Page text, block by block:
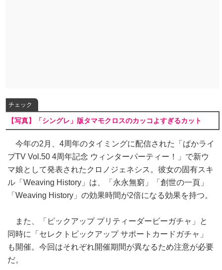
チェック
【写真】「シングレ」版タマモクロスのカッコよすぎるカット
今年の2月、4周年のタイミングに配信された「ぱかライ
ブTV Vol.50 4周年記念 ウィンターパーティー！」で新ウ
マ娘として発表されたクロノジェネシス。彼女の固有スキ
ル「Weaving History」は、「永永無窮」「創世の一頁」
「Weaving History」の効果時間が2倍になる効果を持つ。
また、「ピックアップ プリティーダービーガチャ」と
同時に「セレクトピックアップ サポートカードガチャ」
も開催。今回はそれぞれ開催期間が異なるため注意が必要
だ。